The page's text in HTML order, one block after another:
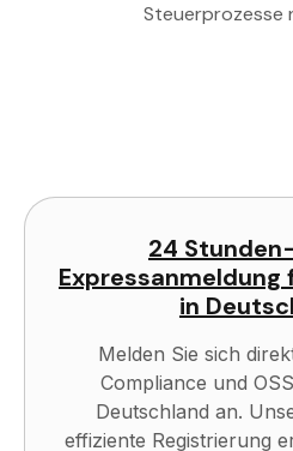
Steuerprozesse
24
Expressanmeldung
in
Melden Sie sich
Compliance und
Deutschland an.
effiziente Registrierung